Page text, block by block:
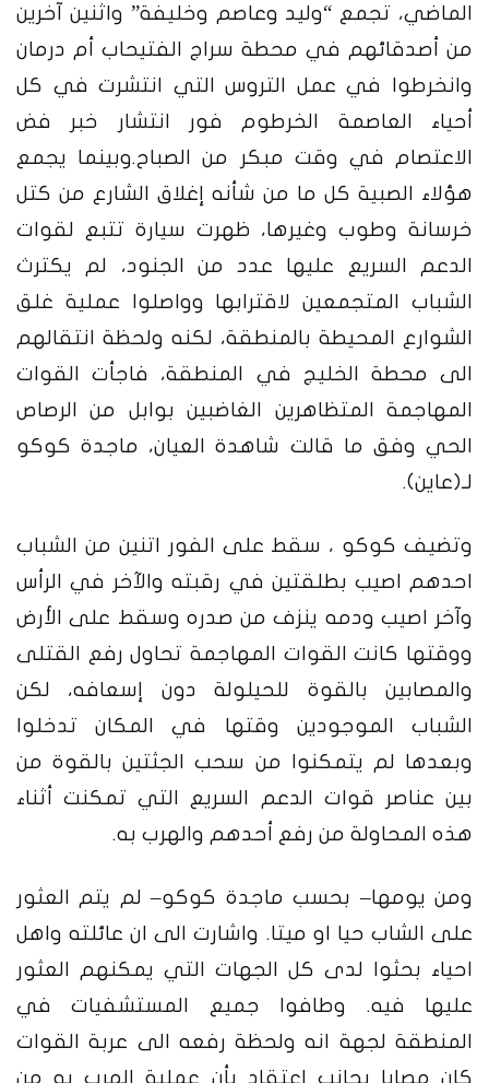
الماضي، تجمع “وليد وعاصم وخليفة” واثنين آخرين
من أصدقائهم في محطة سراج الفتيحاب أم درمان
وانخرطوا في عمل التروس التي انتشرت في كل
أحياء العاصمة الخرطوم فور انتشار خبر فض
الاعتصام في وقت مبكر من الصباح.وبينما يجمع
هؤلاء الصبية كل ما من شأنه إغلاق الشارع من كتل
خرسانة وطوب وغيرها، ظهرت سيارة تتبع لقوات
الدعم السريع عليها عدد من الجنود، لم يكترث
الشباب المتجمعين لاقترابها وواصلوا عملية غلق
الشوارع المحيطة بالمنطقة، لكنه ولحظة انتقالهم
الى محطة الخليج في المنطقة، فاجأت القوات
المهاجمة المتظاهرين الغاضبين بوابل من الرصاص
الحي وفق ما قالت شاهدة العيان، ماجدة كوكو
لـ(عاين).
وتضيف كوكو ، سقط على الفور اتنين من الشباب
احدهم اصيب بطلقتين في رقبته والآخر في الرأس
وآخر اصيب ودمه ينزف من صدره وسقط على الأرض
ووقتها كانت القوات المهاجمة تحاول رفع القتلى
والمصابين بالقوة للحيلولة دون إسعافه، لكن
الشباب الموجودين وقتها في المكان تدخلوا
وبعدها لم يتمكنوا من سحب الجثتين بالقوة من
بين عناصر قوات الدعم السريع التي تمكنت أثناء
هذه المحاولة من رفع أحدهم والهرب به.
ومن يومها– بحسب ماجدة كوكو– لم يتم العثور
على الشاب حيا او ميتا. واشارت الى ان عائلته واهل
احياء بحثوا لدى كل الجهات التي يمكنهم العثور
عليها فيه.
وطافوا جميع المستشفيات في
المنطقة لجهة انه ولحظة رفعه الى عربة القوات
كان مصابا بجانب اعتقاد بأن عملية الهرب به من